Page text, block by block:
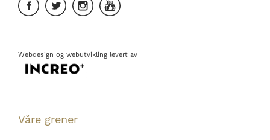
Webdesign og webutvikling levert av
Våre grener